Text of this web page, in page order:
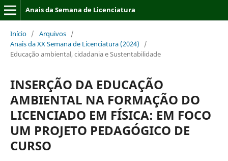
Anais da Semana de Licenciatura
Início / Arquivos /
Anais da XX Semana de Licenciatura (2024)
/
Educação ambiental, cidadania e Sustentabilidade
INSERÇÃO DA EDUCAÇÃO
AMBIENTAL NA FORMAÇÃO DO
LICENCIADO EM FÍSICA: EM FOCO
UM PROJETO PEDAGÓGICO DE
CURSO